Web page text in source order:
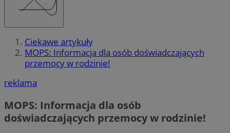
Ciekawe artykuły
MOPS: Informacja dla osób doświadczających
przemocy w rodzinie!
reklama
MOPS: Informacja dla osób
doświadczających przemocy w rodzinie!